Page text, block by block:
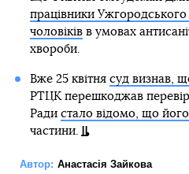
працівники
чоловіківв умовах
хвороби.
Вже 25 квітня суд визнав,
РТЦК перешкоджав
Ради стало відомо, що
частини.
Автор: Анастасія Зайкова